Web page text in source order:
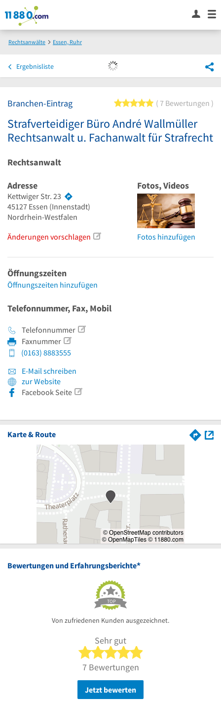
Rechtsanwälte
Essen, Ruhr
Ergebnisliste
Branchen-Eintrag 5 von 5 Sternen
7 Bewertungen
Strafverteidiger Büro André Wallmüller
Rechtsanwalt u. Fachanwalt für Strafrecht
Rechtsanwalt
Adresse
Kettwiger Str. 23
45127 Essen (Innenstadt)
Nordrhein-Westfalen
Änderungen vorschlagen
Fotos, Videos
Fotos hinzufügen
Öffnungszeiten
Öffnungszeiten hinzufügen
Telefonnummer, Fax, Mobil
Telefonnummer
Faxnummer
(0163) 8883555
E-Mail schreiben
zur Website
Facebook Seite
Karte & Route
Bewertungen und Erfahrungsberichte*
TOP
Von zufriedenen Kunden ausgezeichnet.
Sehr gut
5 von 5 Sternen
7 Bewertungen
Jetzt bewerten